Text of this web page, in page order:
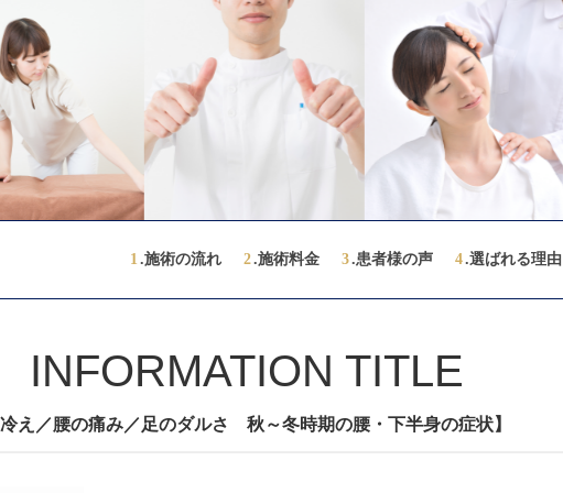
1.施術の流れ 2.施術料金 3.患者様の声 4.選ばれる理由
INFORMATION TITLE
え／腰の痛み／足のダルさ 秋～冬時期の腰・下半身の症状】